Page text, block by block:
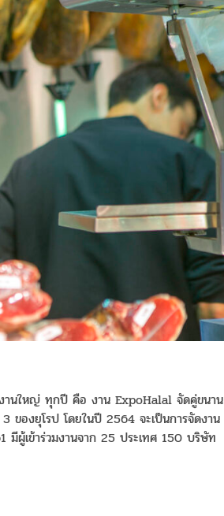
งานใหญ่ ทุกปี คือ งาน ExpoHalal จัดคู่ขนาน
องยุโรป โดยในปี 2564 จะเป็นการจัดงาน
ผู้เข้าร่วมงานจาก 25 ประเทศ 150 บริษัท